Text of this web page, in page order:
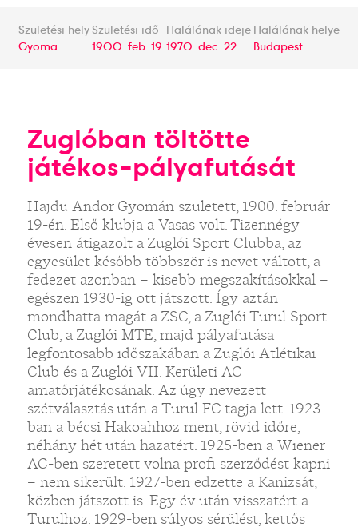
Születési hely
Gyoma
Születési idő
1900. feb. 19.
Halálának ideje
1970. dec. 22.
Halálának helye
Budapest
Zuglóban töltötte
játékos-pályafutását
Hajdu Andor Gyomán született, 1900. február
19-én. Első klubja a Vasas volt. Tizennégy
évesen átigazolt a Zuglói Sport Clubba, az
egyesület később többször is nevet váltott, a
fedezet azonban – kisebb megszakításokkal –
egészen 1930-ig ott játszott. Így aztán
mondhatta magát a ZSC, a Zuglói Turul Sport
Club, a Zuglói MTE, majd pályafutása
legfontosabb időszakában a Zuglói Atlétikai
Club és a Zuglói VII. Kerületi AC
amatőrjátékosának. Az úgy nevezett
szétválasztás után a Turul FC tagja lett. 1923-
ban a bécsi Hakoahhoz ment, rövid időre,
néhány hét után hazatért. 1925-ben a Wiener
AC-ben szeretett volna profi szerződést kapni
– nem sikerült. 1927-ben edzette a Kanizsát,
közben játszott is. Egy év után visszatért a
Turulhoz. 1929-ben súlyos sérülést, kettős